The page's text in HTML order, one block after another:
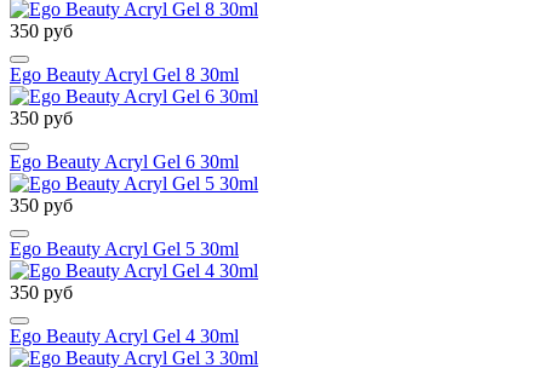
350 руб
Ego Beauty Acryl Gel 8 30ml
350 руб
Ego Beauty Acryl Gel 6 30ml
350 руб
Ego Beauty Acryl Gel 5 30ml
350 руб
Ego Beauty Acryl Gel 4 30ml